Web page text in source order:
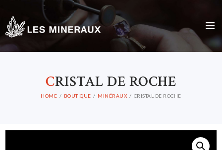
CRISTAL DE ROCHE
HOME BOUTIQUE MINÉRAUX CRISTAL DE ROCHE